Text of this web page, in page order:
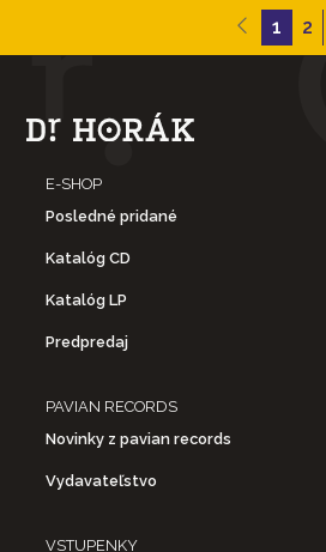
1 2
E-SHOP
Posledné pridané
Katalóg CD
Katalóg LP
Predpredaj
PAVIAN RECORDS
Novinky z pavian records
Vydavateľstvo
VSTUPENKY